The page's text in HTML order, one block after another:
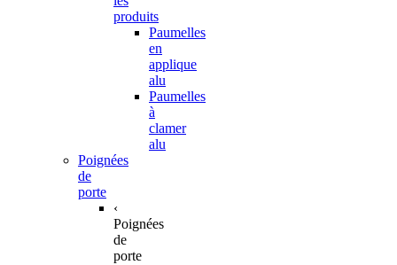
produits
Paumelles
en
applique
alu
Paumelles
à
clamer
alu
Poignées
de
porte
‹
Poignées
de
porte